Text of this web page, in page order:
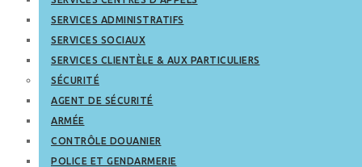
SERVICES ADMINISTRATIFS
SERVICES SOCIAUX
SERVICES CLIENTÈLE & AUX PARTICULIERS
SÉCURITÉ
AGENT DE SÉCURITÉ
ARMÉE
CONTRÔLE DOUANIER
POLICE ET GENDARMERIE